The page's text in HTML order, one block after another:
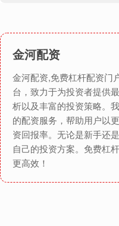
金河配资
金河配资,免费杠杆配资门
台，致力于为投资者提供
析以及丰富的投资策略。
的配资服务，帮助用户以
资回报率。无论是新手还
自己的投资方案。免费杠
更高效！